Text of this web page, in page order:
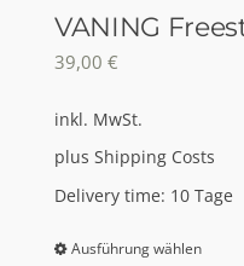
VANING
39,00 €
inkl. MwSt.
plus Shipping Costs
Delivery time: 10 Tage
Ausführung wählenDieses